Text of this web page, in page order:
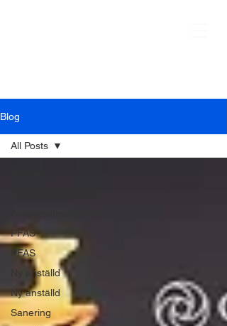
Blog
PFAS
PFAS
Ny anställd
Ny anställd
Sanering
All Posts